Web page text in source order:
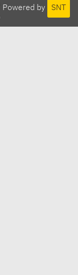
Powered by SNT